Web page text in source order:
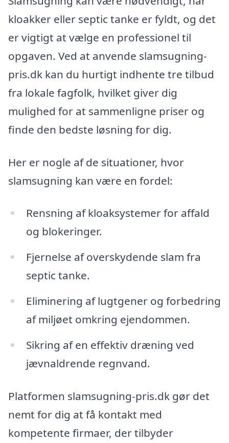
kloakker eller septic tanke er fyldt, og det
er vigtigt at vælge en professionel til
opgaven. Ved at anvende slamsugning-
pris.dk kan du hurtigt indhente tre tilbud
fra lokale fagfolk, hvilket giver dig
mulighed for at sammenligne priser og
finde den bedste løsning for dig.
Her er nogle af de situationer, hvor
slamsugning kan være en fordel:
Rensning af kloaksystemer for affald
og blokeringer.
Fjernelse af overskydende slam fra
septic tanke.
Eliminering af lugtgener og forbedring
af miljøet omkring ejendommen.
Sikring af en effektiv dræning ved
jævnaldrende regnvand.
Platformen slamsugning-pris.dk gør det
nemt for dig at få kontakt med
kompetente firmaer, der tilbyder